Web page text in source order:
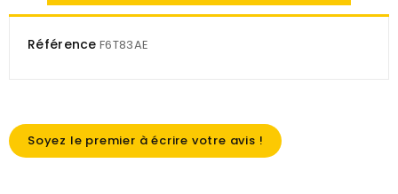
Référence F6T83AE
Soyez le premier à écrire votre avis !